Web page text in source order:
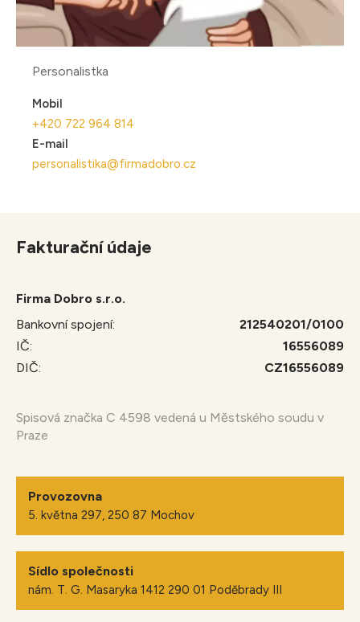
Personalistka
Mobil
+420 722 964 814
E-mail
personalistika@firmadobro.cz
Fakturační údaje
Firma Dobro s.r.o.
Bankovní spojení:
212540201/0100
IČ:
16556089
DIČ:
CZ16556089
Spisová značka C 4598 vedená u Městského soudu v
Praze
Provozovna
5. května 297, 250 87 Mochov
Sídlo společnosti
nám. T. G. Masaryka 1412 290 01 Poděbrady III